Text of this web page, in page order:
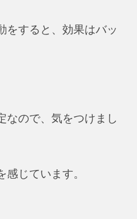
をすると、効果はバッ
なので、気をつけまし
じています。